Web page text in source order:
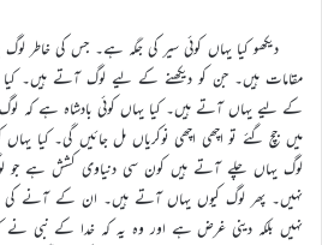
دیکھو کیا یہاں کوئی سیر کی جگہ ہے۔ جس کی خاطر
مقامات ہیں۔ جن کو دیکھنے کے لیے لوگ آتے ہیں۔
کے لیے یہاں آتے ہیں۔ کیا یہاں کوئی بادشاہ ہے کہ
میں جچ گئے تو اچھی اچھی نوکریاں مل جائیں گی۔ کیا
لوگ یہاں چلے آتے ہیں کون سی دنیاوی کشش ہے جو
نہیں۔ پھر لوگ کیوں یہاں آتے ہیں۔ ان کے آنے کی
نہیں بلکہ دینی غرض ہے اور وہ یہ کہ خدا کے نبی نے